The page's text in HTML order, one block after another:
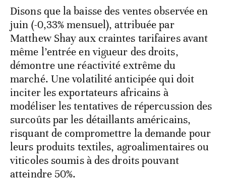
Disons que la baisse des ventes observée en
juin (-0,33% mensuel), attribuée par
Matthew Shay aux craintes tarifaires avant
même l’entrée en vigueur des droits,
démontre une réactivité extrême du
marché. Une volatilité anticipée qui doit
inciter les exportateurs africains à
modéliser les tentatives de répercussion des
surcoûts par les détaillants américains,
risquant de compromettre la demande pour
leurs produits textiles, agroalimentaires ou
viticoles soumis à des droits pouvant
atteindre 50%.